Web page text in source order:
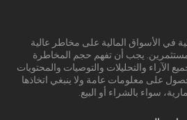
في الأسواق المالية على مخاطر عالية
يجب أن تفهم حجم المخاطرة
الآراء والتحليلات والتوصيات والمحتويات
على معلومات عامة ولا ينبغي اتخاذها
سواء بالشراء أو البيع.